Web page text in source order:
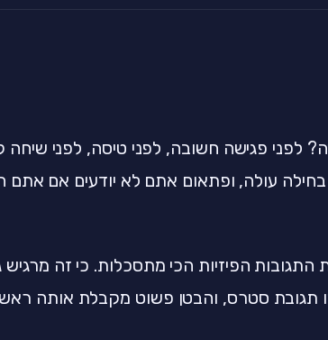
לפני פגישה חשובה, לפני טיסה, לפני
עולה, ופתאום אתם לא יודעים אם אתם
התגובות הפיזיות הכי מתסכלות. כי זה מרגיש
תגובת סטרס, והבטן פשוט מקבלת אותה